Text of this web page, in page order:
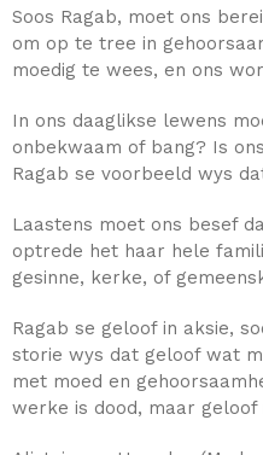
Soos Ragab, moet ons
om op te tree in
moedig te wees, en ons
In ons daaglikse lewens
onbekwaam of bang? Is
Ragab se voorbeeld wys
Laastens moet ons besef
optrede het haar hele
gesinne, kerke, of
Ragab se geloof in aksie,
storie wys dat geloof wat
met moed en
werke is dood, maar